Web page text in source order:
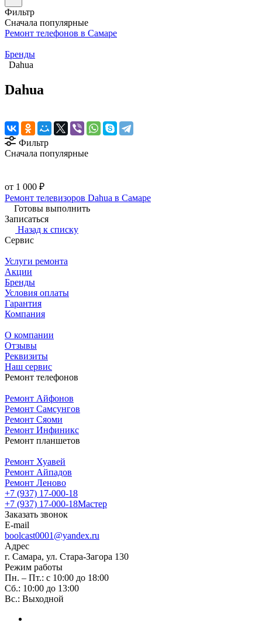
Фильтр
Сначала популярные
Ремонт телефонов в Самаре
Бренды
Dahua
Dahua
Фильтр
Сначала популярные
от 1 000 ₽
Ремонт телевизоров Dahua в Самаре
Готовы выполнить
Записаться
Назад к списку
Сервис
Услуги ремонта
Акции
Бренды
Условия оплаты
Гарантия
Компания
О компании
Отзывы
Реквизиты
Наш сервис
Ремонт телефонов
Ремонт Айфонов
Ремонт Самсунгов
Ремонт Сяоми
Ремонт Инфиникс
Ремонт планшетов
Ремонт Хуавей
Ремонт Айпадов
Ремонт Леново
+7 (937) 17-000-18
+7 (937) 17-000-18Мастер
Заказать звонок
E-mail
boolcast0001@yandex.ru
Адрес
г. Самара, ул. Стара-Загора 130
Режим работы
Пн. – Пт.: с 10:00 до 18:00
Сб.: 10:00 до 13:00
Вс.: Выходной